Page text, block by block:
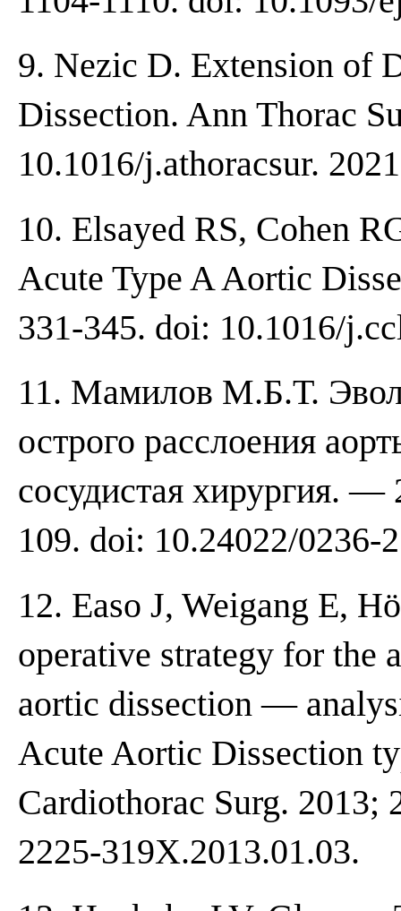
9. Nezic D. Extension of
Dissection. Ann Thorac
10.1016/j.athoracsur.
10. Elsayed RS, Cohen
Acute Type A Aortic
331-345. doi: 10.1016/
11. Мамилов М.Б.Т.
острого расслоения
сосудистая
109. doi: 10.24022/0236-
12. Easo J, Weigang E,
operative strategy for the
aortic dissection —
Acute Aortic Dissection
Cardiothorac Surg. 2013;
2225-319X.2013.01.03.